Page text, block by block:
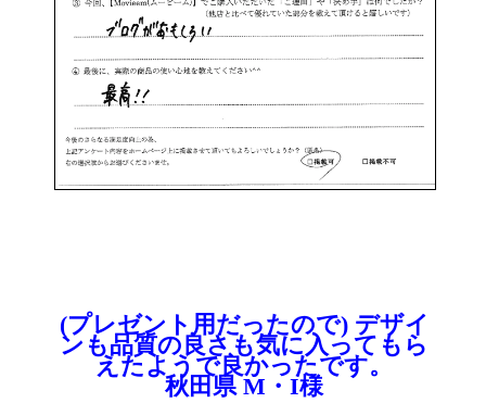
(プレゼント用だったので) デザイ
ンも品質の良さも気に入ってもら
えたようで良かったです。
秋田県 M・I様